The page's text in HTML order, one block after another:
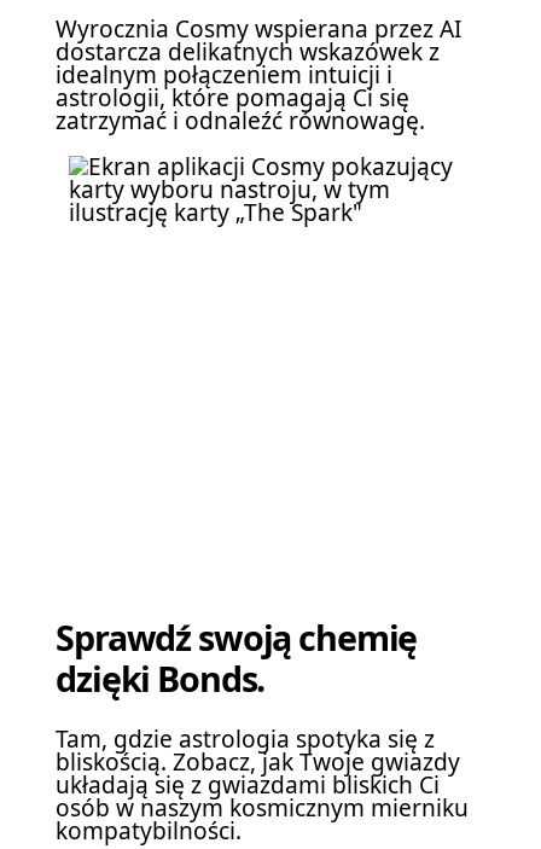
Wyrocznia Cosmy wspierana przez AI
dostarcza delikatnych wskazówek z
idealnym połączeniem intuicji i
astrologii, które pomagają Ci się
zatrzymać i odnaleźć równowagę.
Sprawdź swoją chemię
dzięki Bonds.
Tam, gdzie astrologia spotyka się z
bliskością. Zobacz, jak Twoje gwiazdy
układają się z gwiazdami bliskich Ci
osób w naszym kosmicznym mierniku
kompatybilności.